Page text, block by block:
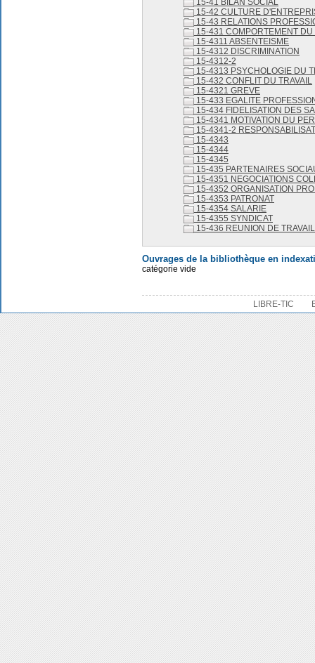
15-41 BILAN SOCIAL
15-42 CULTURE
15-43 RELATIONS
15-431 COMPORTEMENT
15-4311 ABSENTEISME
15-4312 DISCRIMINATION
15-4312-2
15-4313 PSYCHOLOGIE DU
15-432 CONFLIT DU TRAVAIL
15-4321 GREVE
15-433 EGALITE
15-434 FIDELISATION DES
15-4341 MOTIVATION DU
15-4341-2
15-4343
15-4344
15-4345
15-435 PARTENAIRES
15-4351 NEGOCIATIONS
15-4352 ORGANISATION
15-4353 PATRONAT
15-4354 SALARIE
15-4355 SYNDICAT
15-436 REUNION DE TRAVAIL
Ouvrages de la bibliothèque en
catégorie vide
LIBRE-TIC